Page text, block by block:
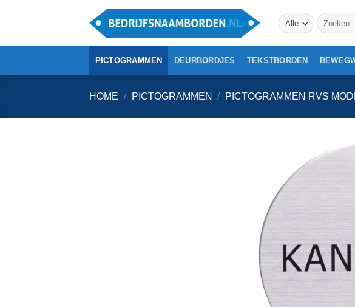
Zoeken
naar:
PICTOGRAMMEN DEURBORDJES TEKSTBORDEN
HOME / PICTOGRAMMEN / PICTOGRAMMEN RVS